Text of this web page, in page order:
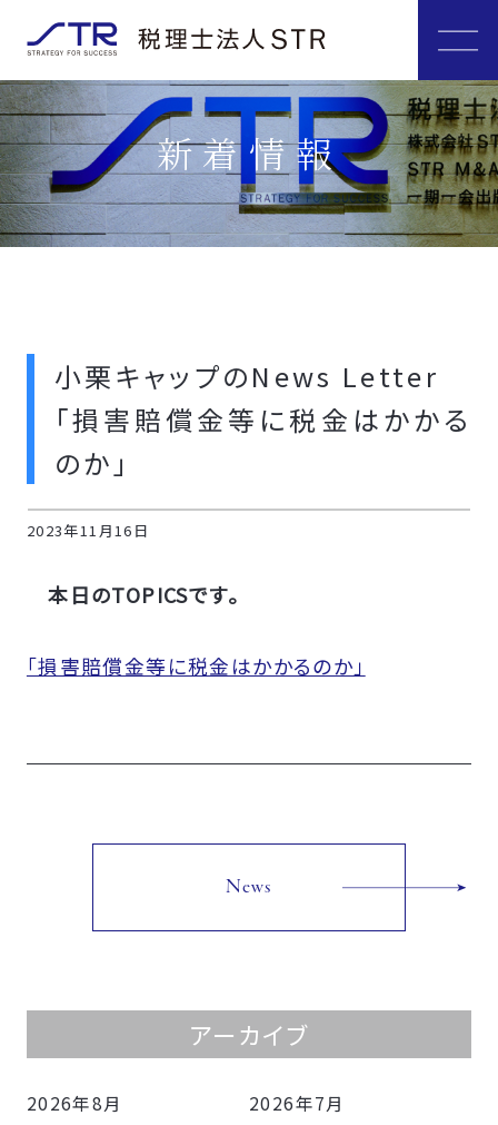
新着情報
小栗キャップのNews Letter
「損害賠償金等に税金はかかる
のか」
2023年11月16日
本日のTOPICSです。
「損害賠償金等に税金はかかるのか」
News
アーカイブ
2026年8月
2026年7月